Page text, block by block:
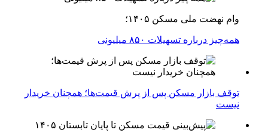
وام نهضت ملی مسکن ۱۴۰۵؛
همه‌چیز درباره تسهیلات ۸۵۰ میلیونی
توقف بازار مسکن پس از پرش قیمت‌ها؛ همچنان خریدار
نیست